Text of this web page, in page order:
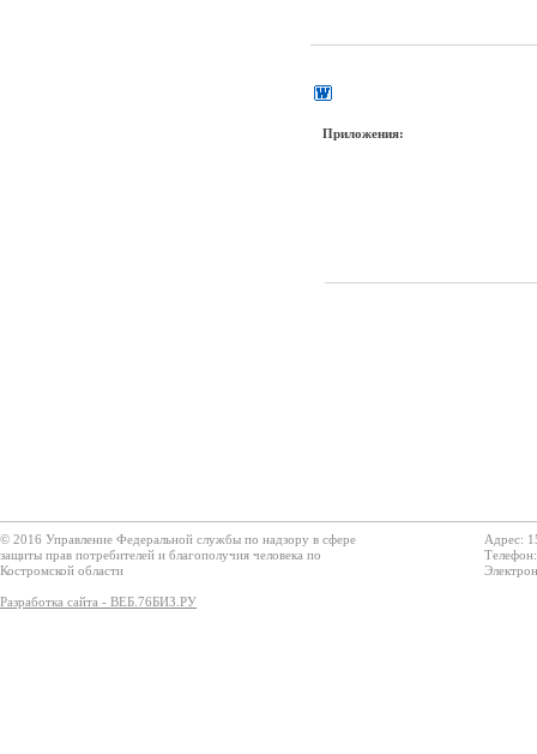
Приложения:
© 2016 Управление Федеральной службы по надзору в сфере
защиты прав потребителей и благополучия человека по
Костромской области
Разработка сайта - ВЕБ.76БИЗ.РУ
Адрес: